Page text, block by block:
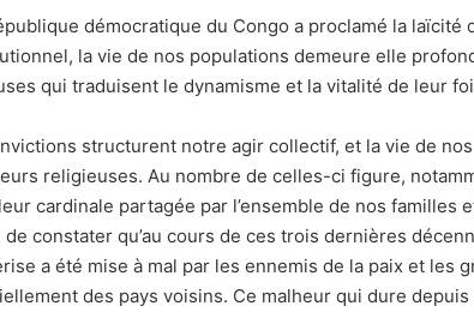
démocratique du Congo a proclamé la laïcité
la vie de nos populations demeure elle
qui traduisent le dynamisme et la vitalité de leur
structurent notre agir collectif, et la vie de
religieuses. Au nombre de celles-ci figure,
cardinale partagée par l’ensemble de nos familles
de constater qu’au cours de ces trois dernières
a été mise à mal par les ennemis de la paix et les
des pays voisins. Ce malheur qui dure